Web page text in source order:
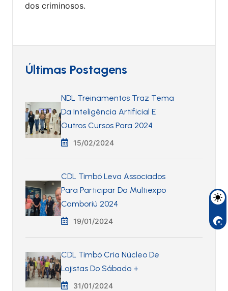
dos criminosos.
Últimas Postagens
NDL Treinamentos Traz Tema
Da Inteligência Artificial E
Outros Cursos Para 2024
15/02/2024
CDL Timbó Leva Associados
Para Participar Da Multiexpo
Camboriú 2024
19/01/2024
CDL Timbó Cria Núcleo De
Lojistas Do Sábado +
31/01/2024